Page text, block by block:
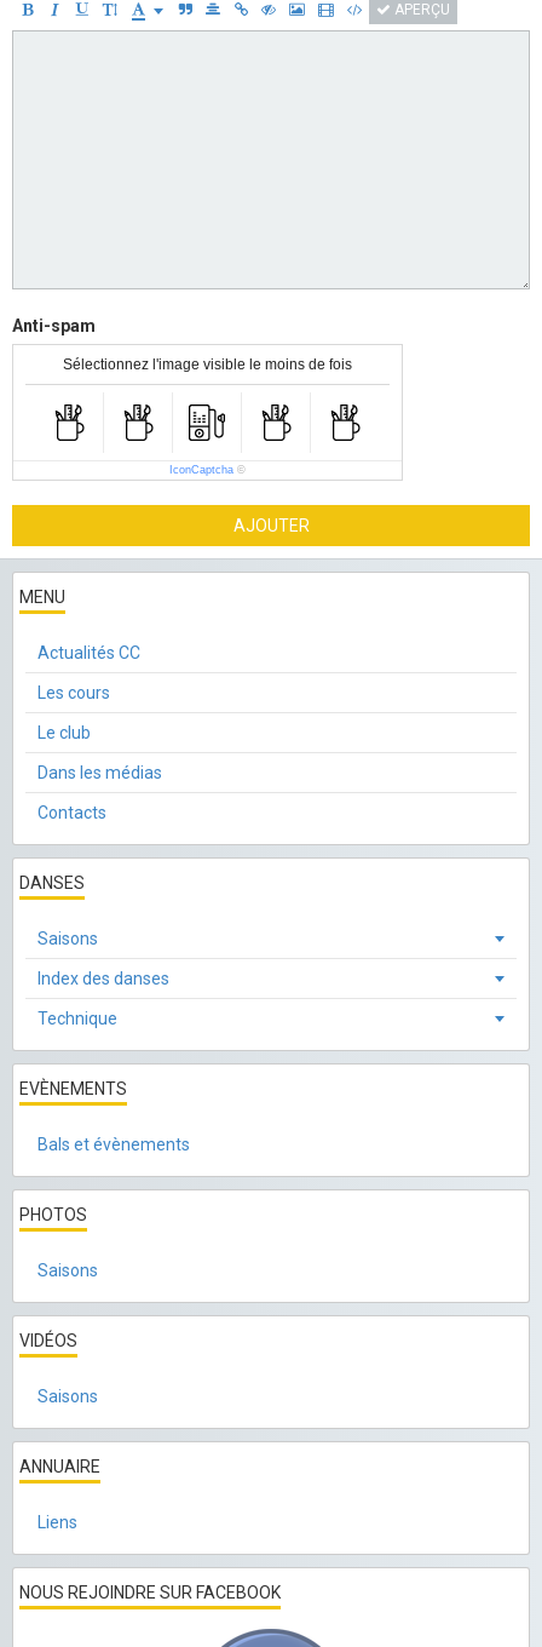
APERÇU
Anti-spam
Sélectionnez l'image visible le moins de fois
IconCaptcha ©
AJOUTER
MENU
Actualités CC
Les cours
Le club
Dans les médias
Contacts
DANSES
Saisons
Index des danses
Technique
EVÈNEMENTS
Bals et évènements
PHOTOS
Saisons
VIDÉOS
Saisons
ANNUAIRE
Liens
NOUS REJOINDRE SUR FACEBOOK